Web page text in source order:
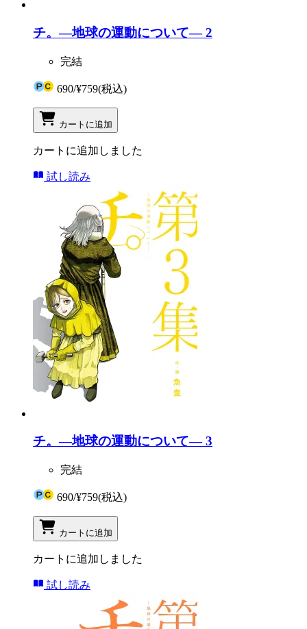
チ。―地球の運動について― 2
完結
690/¥759(税込)
カートに追加
カートに追加しました
試し読み
チ。―地球の運動について― 3
完結
690/¥759(税込)
カートに追加
カートに追加しました
試し読み